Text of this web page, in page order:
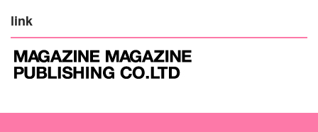
link